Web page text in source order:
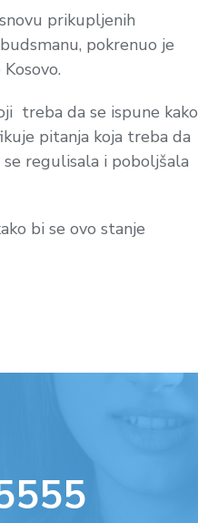
prikupljenih
pokrenuo je
treba da se ispune kako
pitanja koja treba da
se regulisala i poboljšala
bi se ovo stanje